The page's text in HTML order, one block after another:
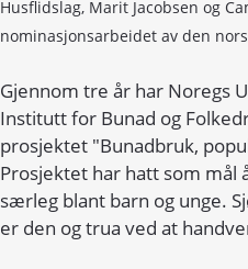
Husflidslag, Marit Jacobsen og
nominasjonsarbeidet av den
Gjennom tre år har Noregs
Institutt for Bunad og
prosjektet "Bunadbruk,
Prosjektet har hatt som mål
særleg blant barn og unge.
er den og trua ved at